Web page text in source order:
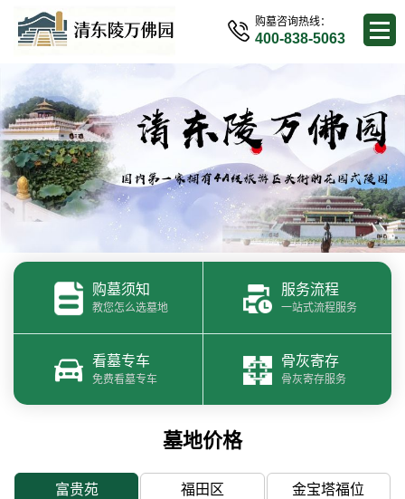
购墓咨询热线：
400-838-5063
购墓须知
教您怎么选墓地
服务流程
一站式流程服务
看墓专车
免费看墓专车
骨灰寄存
骨灰寄存服务
墓地价格
富贵苑 福田区 金宝塔福位